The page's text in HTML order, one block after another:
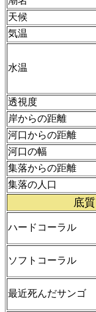
天候
気温
水温
透視度
岸からの距離
河口からの距離
河口の幅
集落からの距離
集落の人口
底質
ハードコーラル
ソフトコーラル
最近死んだサンゴ